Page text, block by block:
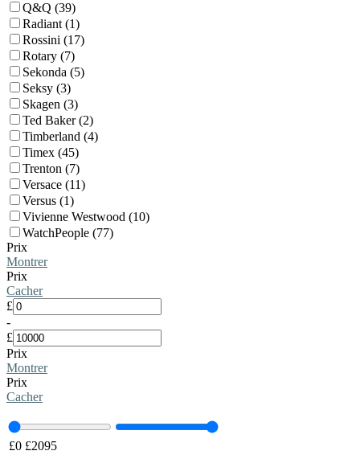
Q&Q (39)
Radiant (1)
Rossini (17)
Rotary (7)
Sekonda (5)
Seksy (3)
Skagen (3)
Ted Baker (2)
Timberland (4)
Timex (45)
Trenton (7)
Versace (11)
Versus (1)
Vivienne Westwood (10)
WatchPeople (77)
Prix
Montrer
Prix
Cacher
£
-
£
Prix
Montrer
Prix
Cacher
£0 £2095